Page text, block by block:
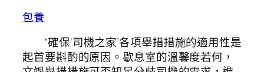
包養
“確保‘司機之家’各項舉措措施的適用性是
起首要斟酌的原因。歇息室的溫馨度若何，